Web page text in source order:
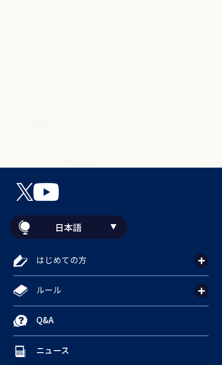
日本語
はじめての方
ルール
Q&A
ニュース